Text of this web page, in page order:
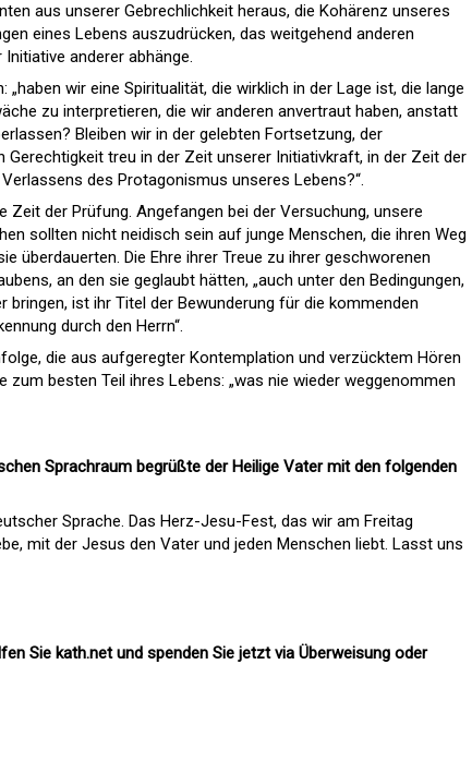
aus unserer Gebrechlichkeit heraus, die Kohärenz unseres
eines Lebens auszudrücken, das weitgehend anderen
anderer abhänge.
wir eine Spiritualität, die wirklich in der Lage ist, die lange
zu interpretieren, die wir anderen anvertraut haben, anstatt
Bleiben wir in der gelebten Fortsetzung, der
Gerechtigkeit treu in der Zeit unserer Initiativkraft, in der Zeit der
des Protagonismus unseres Lebens?“.
Zeit der Prüfung. Angefangen bei der Versuchung, unsere
sollten nicht neidisch sein auf junge Menschen, die ihren Weg
überdauerten. Die Ehre ihrer Treue zu ihrer geschworenen
an den sie geglaubt hätten, „auch unter den Bedingungen,
bringen, ist ihr Titel der Bewunderung für die kommenden
durch den Herrn“.
die aus aufgeregter Kontemplation und verzücktem Hören
besten Teil ihres Lebens: „was nie wieder weggenommen
Sprachraum begrüßte der Heilige Vater mit den folgenden
Sprache. Das Herz-Jesu-Fest, das wir am Freitag
mit der Jesus den Vater und jeden Menschen liebt. Lasst uns
Sie kath.net und spenden Sie jetzt via Überweisung oder